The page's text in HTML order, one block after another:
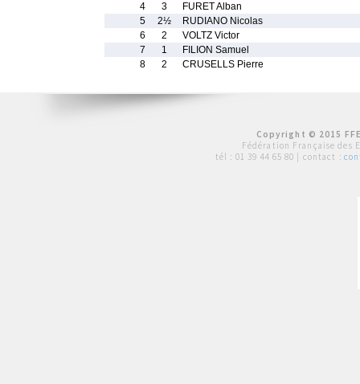
4
3
FURET Alban
5
2½
RUDIANO Nicolas
6
2
VOLTZ Victor
7
1
FILION Samuel
8
2 CRUSELLS Pierre
Copyright © 2015
Fédération Française des
tél : 01 39 44 65 80 | contact :